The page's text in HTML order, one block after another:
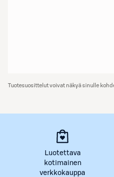
Tuotesuosittelut voivat näkyä sinulle
Luotettava
kotimainen
verkkokauppa